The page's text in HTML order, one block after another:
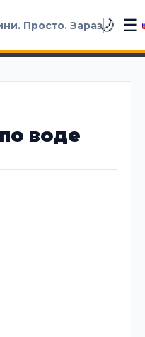
Просто. Зараз🌙 ☰
воде